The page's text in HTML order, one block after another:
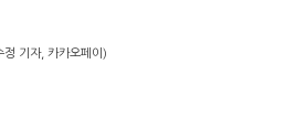
기자, 카카오페이)